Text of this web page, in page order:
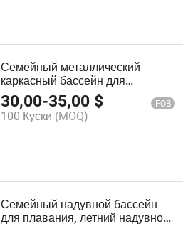
Семейный металлический
каркасный бассейн для
взрослых и детей над землёй,
летний садовый бассейн
30,00-35,00 $ FOB
100 Куски (MOQ)
Семейный надувной бассейн
для плавания, летний надувной